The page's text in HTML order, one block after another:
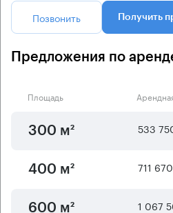
Позвонить Получить
Предложения по
Площадь
300 м² 533
400 м² 711
600 м² 1 067